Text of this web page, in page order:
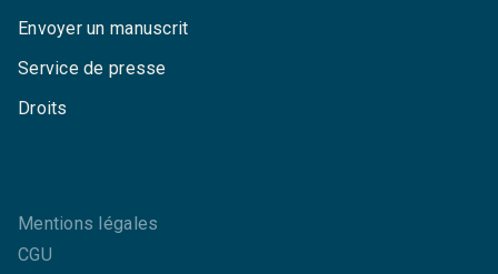
Envoyer un manuscrit
Service de presse
Droits
Mentions légales
CGU